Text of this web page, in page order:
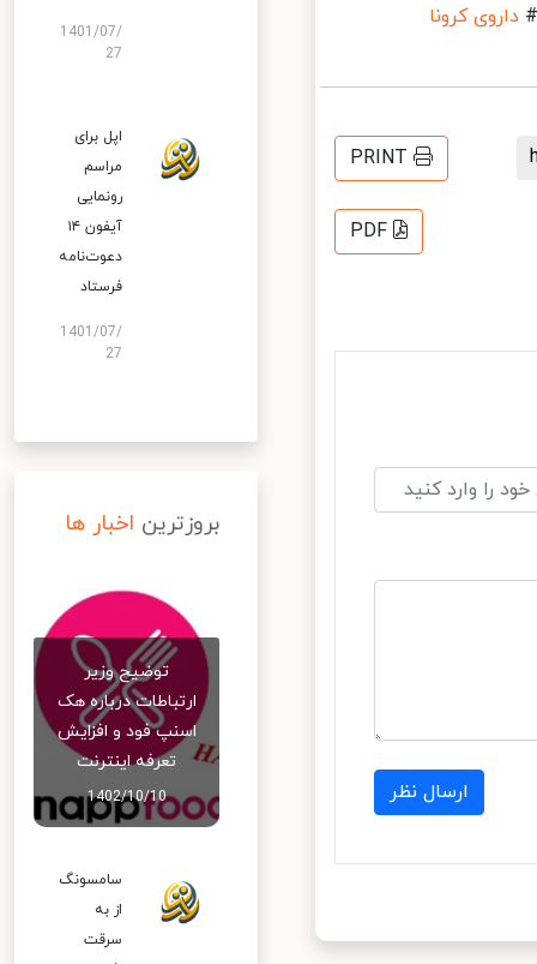
داروی کرونا
PRINT
PDF
ارسال نظر
1401/07/
27
اپل برای
مراسم
رونمایی
آیفون ۱۴
دعوت‌نامه
فرستاد
1401/07/
27
بروزترین اخبار ها
توضیح وزیر
ارتباطات درباره هک
اسنپ‌ فود و افزایش
تعرفه اینترنت
1402/10/10
سامسونگ
از به
سرقت